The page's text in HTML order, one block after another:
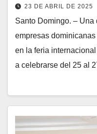
23 DE ABRIL DE 2025
Santo Domingo. –
empresas
en la feria
a celebrarse del 25 al